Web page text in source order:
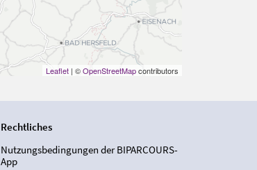
Leaflet| ©OpenStreetMapcontributors
Rechtliches
Nutzungsbedingungen der BIPARCOURS-
App